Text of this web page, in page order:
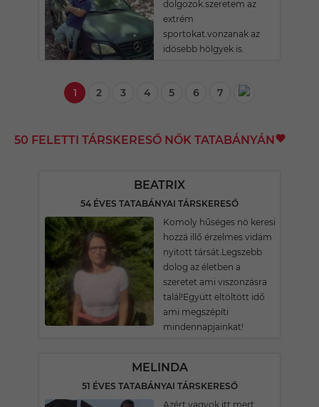
dolgozok.szeretem az
extrém
sportokat.vonzanak az
idösebb hölgyek is.
1 2 3 4 5 6 7
50 FELETTI TÁRSKERESŐ NŐK TATABÁNYÁN
BEATRIX
54 ÉVES TATABÁNYAI TÁRSKERESŐ
Komoly hűséges nö keresi
hozzá illő érzelmes vidám
nyitott társát.Legszebb
dolog az életben a
szeretet ami viszonzásra
talál!Együtt eltöltött idő
ami megszépíti
mindennapjainkat!
MELINDA
51 ÉVES TATABÁNYAI TÁRSKERESŐ
Azért vagyok itt,mert